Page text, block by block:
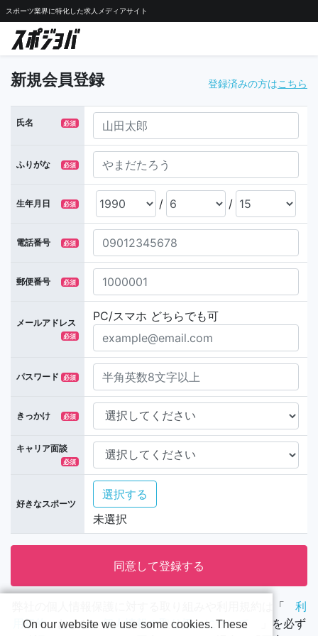
スポーツ業界に特化した求人メディアサイト
新規会員登録 登録済みの方はこちら
氏名 必須
ふりがな 必須
生年月日 必須 / /
電話番号 必須
郵便番号 必須
メールアドレス
必須
PC/スマホ どちらでも可
パスワード 必須
きっかけ 必須
キャリア面談
必須
好きなスポーツ
選択する
未選択
弊社の個人情報保護に対する取り組みや利用規約は「
利
用規約
および 個人情報の取り扱いについて
」を必ず
On our website we use some cookies. These